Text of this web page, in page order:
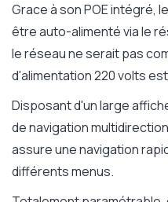
Grace à son POE intégré,
être auto-alimenté via le
le réseau ne serait pas
d'alimentation 220 volts
Disposant d'un large
de navigation
assure une navigation
différents menus.